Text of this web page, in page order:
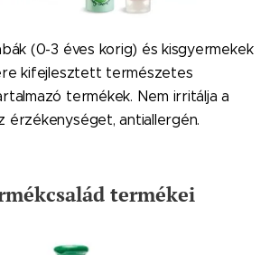
(0-3 éves korig) és kisgyermekek
kifejlesztett természetes
termékek. Nem irritálja a
érzékenységet, antiallergén.
termékei